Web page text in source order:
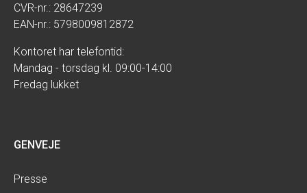
CVR-nr.: 28647239
EAN-nr.: 5798009812872
Kontoret har telefontid:
Mandag - torsdag kl. 09:00-14:00
Fredag lukket
GENVEJE
Presse